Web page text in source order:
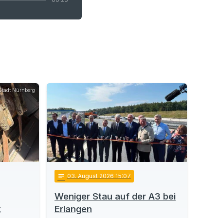
Nürnberg
notes 03. August 2026 15:07
Weniger Stau auf der A3 bei
Erlangen